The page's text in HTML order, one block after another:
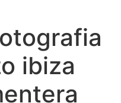
ibiza